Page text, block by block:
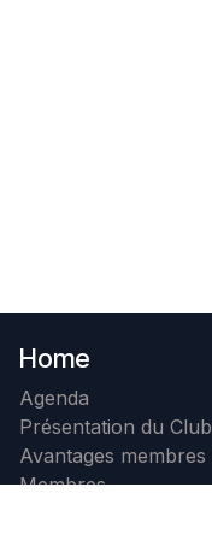
Home
Agenda
Présentation du Club
Avantages membres
Membres